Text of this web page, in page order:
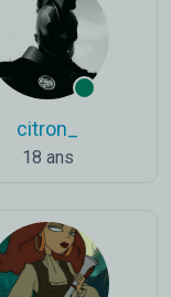
citron_
18 ans